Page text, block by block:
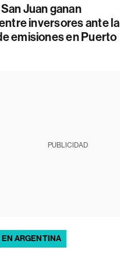
Juan ganan
inversores ante la
emisiones en Puerto
PUBLICIDAD
EN ARGENTINA